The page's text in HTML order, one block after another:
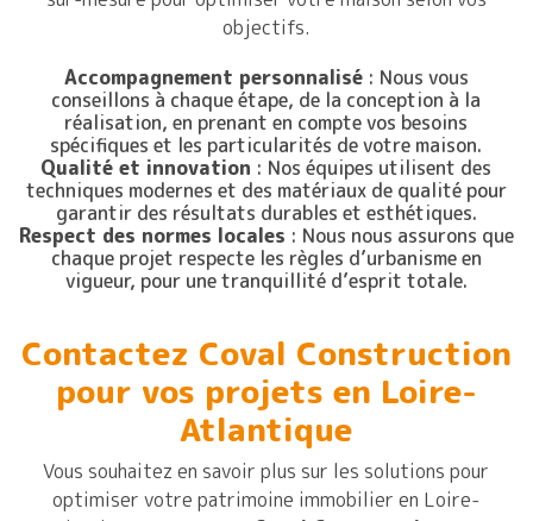
objectifs.
Accompagnement personnalisé: Nous vous
conseillons à chaque étape, de la conception à la
réalisation, en prenant en compte vos besoins
spécifiques et les particularités de votre maison.
Qualité et innovation : Nos équipes utilisent des
techniques modernes et des matériaux de qualité pour
garantir des résultats durables et esthétiques.
Respect des normes locales : Nous nous assurons que
chaque projet respecte les règles d’urbanisme en
vigueur, pour une tranquillité d’esprit totale.
Contactez Coval Construction
pour vos projets en Loire-
Atlantique
Vous souhaitez en savoir plus sur les solutions pour
optimiser votre patrimoine immobilier en Loire-